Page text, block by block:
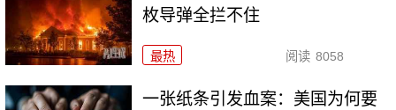
枚导弹全拦不住
最热 阅读 8058
一张纸条引发血案：美国为何要